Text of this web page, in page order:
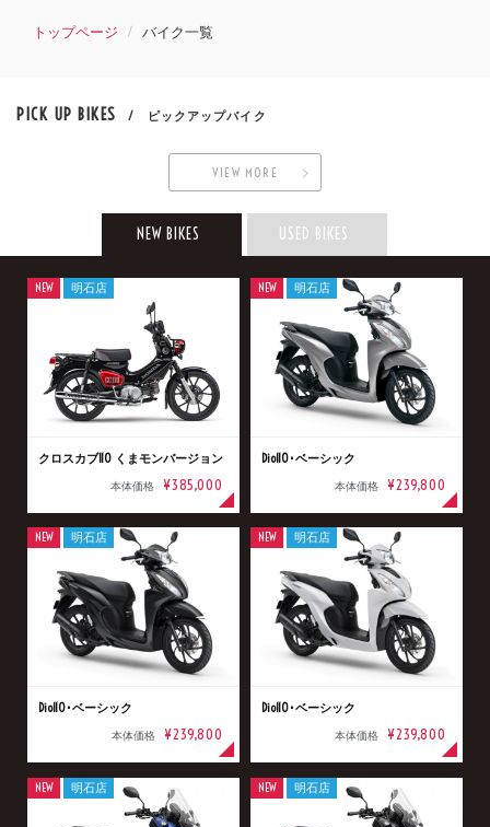
トップページ バイク一覧
PICK UP BIKES / ピックアップバイク
VIEW MORE
NEW BIKES USED BIKES
クロスカブ110 くまモンバージョン
本体価格 ¥385,000
NEW 明石店
Dio110･ベーシック
本体価格 ¥239,800
NEW 明石店
Dio110･ベーシック
本体価格 ¥239,800
NEW 明石店
Dio110･ベーシック
本体価格 ¥239,800
NEW 明石店
NEW 明石店 NEW 明石店